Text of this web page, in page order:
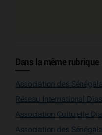
Dans la même rubrique
Association des
Réseau International
Association Culturelle
Association des